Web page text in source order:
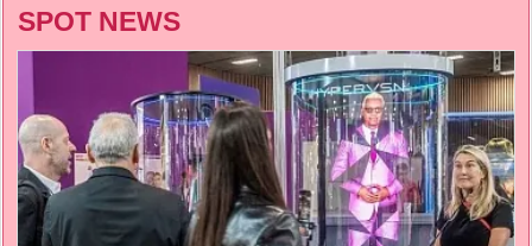
SPOT NEWS